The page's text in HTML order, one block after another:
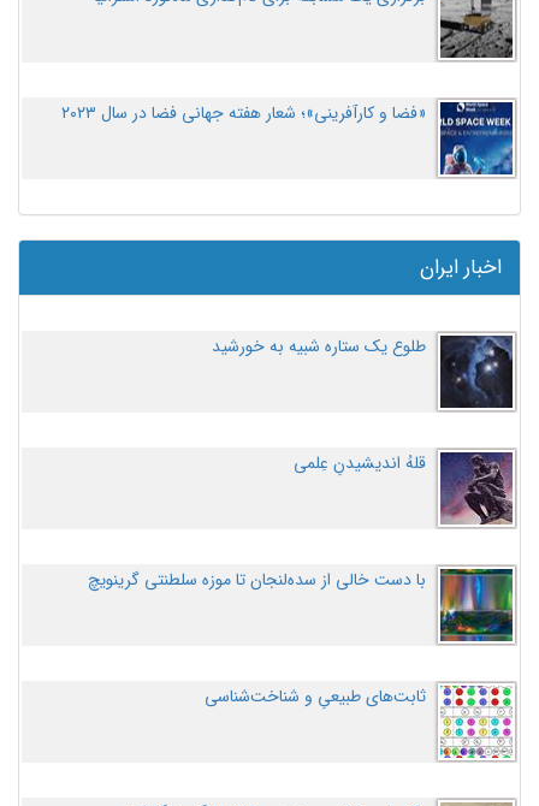
«فضا و کارآفرینی»؛ شعار هفته جهانی فضا در سال ۲۰۲۳
اخبار ایران
طلوع یک ستاره شبیه به خورشید
قلهُ اندیشیدنِ عِلمی
با دست خالی از سده‌لنجان تا موزه سلطنتی گرینویچ
ثابت‌های طبیعیِ و شناخت‌شناسی